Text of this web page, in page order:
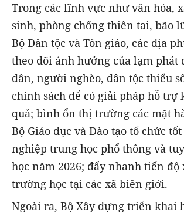
Trong các lĩnh vực như văn hóa,
sinh, phòng chống thiên tai, bão
Bộ Dân tộc và Tôn giáo, các địa
theo dõi ảnh hưởng của lạm phát
dân, người nghèo, dân tộc thiểu
chính sách để có giải pháp hỗ
quả; bình ổn thị trường các mặt
Bộ Giáo dục và Đào tạo tổ chức
nghiệp trung học phổ thông và
học năm 2026; đẩy nhanh tiến độ
trường học tại các xã biên giới.
Ngoài ra, Bộ Xây dựng triển khai